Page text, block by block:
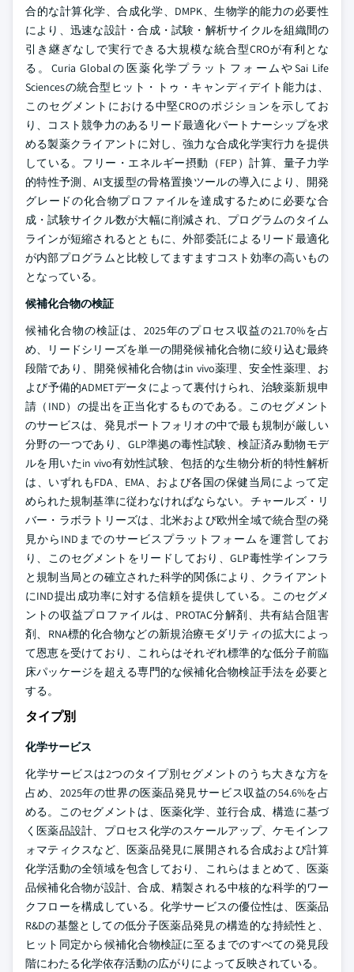
合的な計算化学、合成化学、DMPK、生物学的能力の必要性
により、迅速な設計・合成・試験・解析サイクルを組織間の
引き継ぎなしで実行できる大規模な統合型CROが有利とな
る。Curia Globalの医薬化学プラットフォームやSai Life
Sciencesの統合型ヒット・トゥ・キャンディデイト能力は、
このセグメントにおける中堅CROのポジションを示してお
り、コスト競争力のあるリード最適化パートナーシップを求
める製薬クライアントに対し、強力な合成化学実行力を提供
している。フリー・エネルギー摂動（FEP）計算、量子力学
的特性予測、AI支援型の骨格置換ツールの導入により、開発
グレードの化合物プロファイルを達成するために必要な合
成・試験サイクル数が大幅に削減され、プログラムのタイム
ラインが短縮されるとともに、外部委託によるリード最適化
が内部プログラムと比較してますますコスト効率の高いもの
となっている。
候補化合物の検証
候補化合物の検証は、2025年のプロセス収益の21.70%を占
め、リードシリーズを単一の開発候補化合物に絞り込む最終
段階であり、開発候補化合物はin vivo薬理、安全性薬理、お
よび予備的ADMETデータによって裏付けられ、治験薬新規申
請（IND）の提出を正当化するものである。このセグメント
のサービスは、発見ポートフォリオの中で最も規制が厳しい
分野の一つであり、GLP準拠の毒性試験、検証済み動物モデ
ルを用いたin vivo有効性試験、包括的な生物分析的特性解析
は、いずれもFDA、EMA、および各国の保健当局によって定
められた規制基準に従わなければならない。チャールズ・リ
バー・ラボラトリーズは、北米および欧州全域で統合型の発
見からINDまでのサービスプラットフォームを運営してお
り、このセグメントをリードしており、GLP毒性学インフラ
と規制当局との確立された科学的関係により、クライアント
にIND提出成功率に対する信頼を提供している。このセグメ
ントの収益プロファイルは、PROTAC分解剤、共有結合阻害
剤、RNA標的化合物などの新規治療モダリティの拡大によっ
て恩恵を受けており、これらはそれぞれ標準的な低分子前臨
床パッケージを超える専門的な候補化合物検証手法を必要と
する。
タイプ別
化学サービス
化学サービスは2つのタイプ別セグメントのうち大きな方を
占め、2025年の世界の医薬品発見サービス収益の54.6%を占
める。このセグメントは、医薬化学、並行合成、構造に基づ
く医薬品設計、プロセス化学のスケールアップ、ケモインフ
ォマティクスなど、医薬品発見に展開される合成および計算
化学活動の全領域を包含しており、これらはまとめて、医薬
品候補化合物が設計、合成、精製される中核的な科学的ワー
クフローを構成している。化学サービスの優位性は、医薬品
R&Dの基盤としての低分子医薬品発見の構造的な持続性と、
ヒット同定から候補化合物検証に至るまでのすべての発見段
階にわたる化学依存活動の広がりによって反映されている。